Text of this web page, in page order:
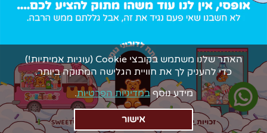
האתר שלנו משתמש בקובצי Cookie (עוגיות אמיתיות!)
כדי להעניק לך את חוויית הגלישה המתוקה ביותר.
מידע נוסףבמדיניות הפרטיות.
אישור